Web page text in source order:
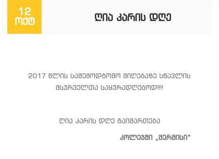
12
ოქტ
ᲦᲘᲐ ᲙᲐᲠᲘᲡ ᲓᲦᲔ
2017 წლის საშემოდგომო მიღებაზე სწავლის
მსურველთა საყურადღებოდ!!!!
ღია კარის დღე გაიმართება
კოლეჯში „მერმისი“